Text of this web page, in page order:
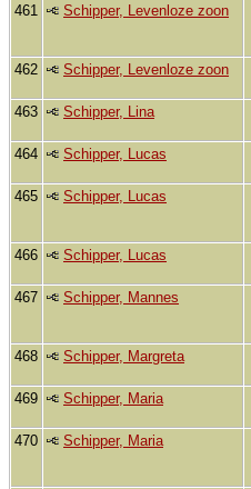
461
Schipper, Levenloze zoon
462 Schipper, Levenloze zoon
463 Schipper, Lina
464 Schipper, Lucas
465
Schipper, Lucas
466 Schipper, Lucas
467
Schipper, Mannes
468 Schipper, Margreta
469 Schipper, Maria
470
Schipper, Maria